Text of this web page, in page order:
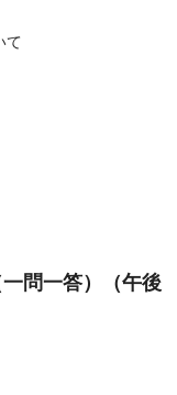
て
一答）（午後